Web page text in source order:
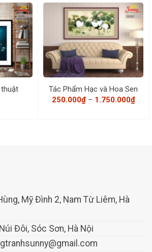
đến
1.750.000₫
đến
thuật
Tác Phẩm Hạc và Hoa Sen
250.000₫ – 1.750.000₫
giá:
Mỹ Đình 2, Nam Từ Liêm, Hà
Đôi, Sóc Sơn, Hà Nội